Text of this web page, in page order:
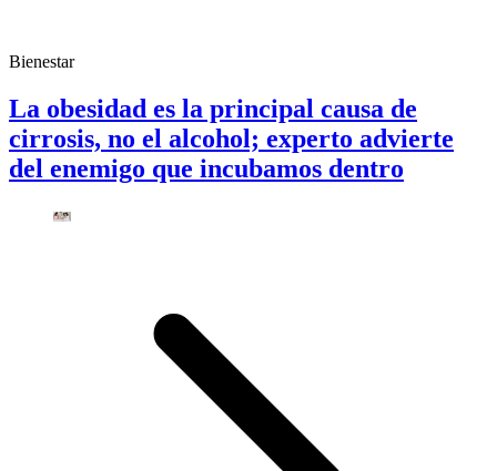
Bienestar
La obesidad es la principal causa de
cirrosis, no el alcohol; experto advierte
del enemigo que incubamos dentro